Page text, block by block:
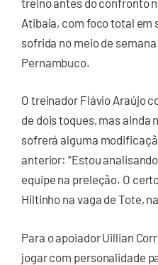
Atibaia, com foco total em
sofrida no meio de
Pernambuco.
O treinador Flávio Araújo
de dois toques, mas ainda
sofrerá alguma
anterior: “Estou
equipe na preleção. O
Hiltinho na vaga de Tote,
Para o apoiador Uillian
jogar com personalidade